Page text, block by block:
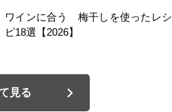
ワインに合う 梅干しを使ったレシ
ピ18選【2026】
見る